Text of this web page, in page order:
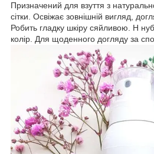
Призначений для взуття з
сітки. Освіжає зовнішній вигляд,
Робить гладку шкіру сяйливою. Н
колір. Для щоденного догляду за